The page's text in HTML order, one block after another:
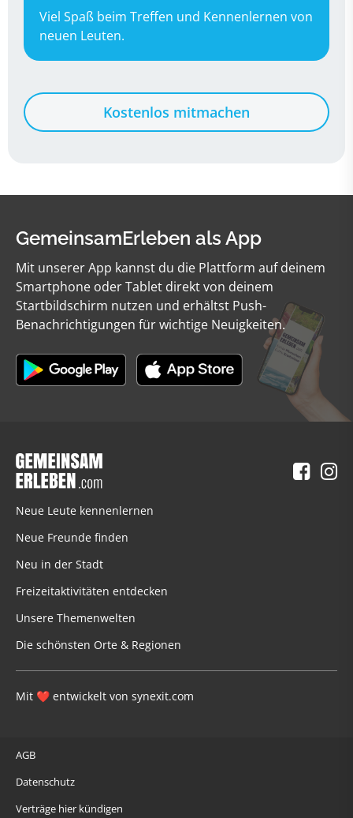
Viel Spaß beim Treffen und Kennenlernen von
neuen Leuten.
Kostenlos mitmachen
GemeinsamErleben als App
Mit unserer App kannst du die Plattform auf deinem
Smartphone oder Tablet direkt von deinem
Startbildschirm nutzen und erhältst Push-
Benachrichtigungen für wichtige Neuigkeiten.
Neue Leute kennenlernen
Neue Freunde finden
Neu in der Stadt
Freizeitaktivitäten entdecken
Unsere Themenwelten
Die schönsten Orte & Regionen
Mit ❤ entwickelt von synexit.com
AGB
Datenschutz
Verträge hier kündigen